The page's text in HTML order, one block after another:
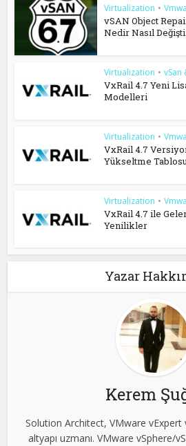
Virtualization •
vSAN Object
Nedir Nasıl
Virtualization • vSan
VxRail 4.7 Yeni
Modelleri
Virtualization •
VxRail 4.7
Yükseltme
Virtualization •
VxRail 4.7 ile
Yenilikler
Yazar
Kerem
Solution Architect, VMware vExpert
altyapı uzmanı. VMware vSphere/